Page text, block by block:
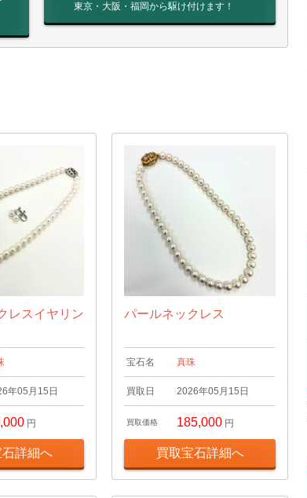
東京・大阪・福岡から駆け付けます！
レスイヤリン
年05月15日
円
詳細へ
パールネックレス
宝石名 真珠
買取日 2026年05月15日
買取価格 185,000 円
買取宝石詳細へ